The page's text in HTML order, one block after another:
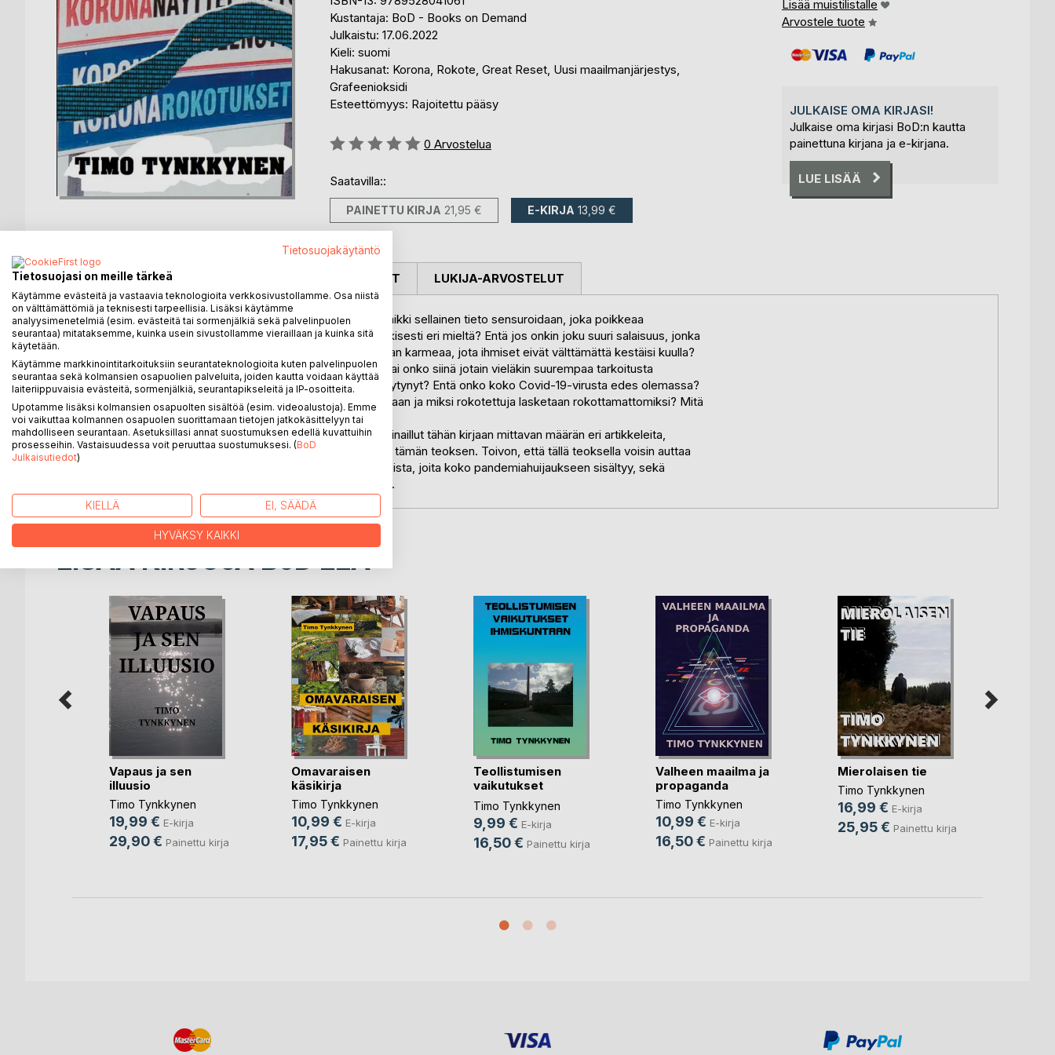
Kustantaja: BoD - Books on Demand
Julkaistu: 17.06.2022
Kieli: suomi
Hakusanat: Korona, Rokote, Great Reset, Uusi maailmanjärjestys,
Grafeenioksidi
Esteettömyys: Rajoitettu pääsy
Arvostelu::
0 Arvostelua
Saatavilla::
PAINETTU KIRJA 21,95 € E-KIRJA 13,99 €
Lisää muistilistalle
Arvostele tuote
JULKAISE OMA KIRJASI!
Julkaise oma kirjasi BoD:n kautta
painettuna kirjana ja e-kirjana.
LUE LISÄÄ
KUVAUS
Kaikki ei ole sitä miltä se näyttää. Eikö olekin outoa, että kaikki sellainen tieto sensuroidaan, joka poikkeaa
valtamedian linjasta? Eikö riitä, että ollaan rehellisesti ja julkisesti eri mieltä? Entä jos onkin joku suuri salaisuus, jonka
ei haluta paljastuvan ihmisille? Jos se salaisuus on jotain liian karmeaa, jota ihmiset eivät välttämättä kestäisi kuulla?
Onko koko pandemia poliittinen tai taloudellinen projekti, vai onko siinä jotain vieläkin suurempaa tarkoitusta
taustalla? Mitä kaikkea kiistellyistä koronarokotteista on löytynyt? Entä onko koko Covid-19-virusta edes olemassa?
Kuka on tämän kaiken takana? Miksi THL kikkailee tilastoillaan ja miksi rokotettuja lasketaan rokottamattomiksi? Mitä
on rokotepassin taustalla, mikä on sen tarkoitus?
Käyn tässä kirjassa läpi näitä ja monia muita asioita, olen lainaillut tähän kirjaan mittavan määrän eri artikkeleita,
tutkimuksia, luentoja ja haastatteluja, joista olen koostanut tämän teoksen. Toivon, että tällä teoksella voisin auttaa
ihmisiä tulemaan tietoisiksi näistä kaikista riskeistä ja vaaroista, joita koko pandemiahuijaukseen sisältyy, sekä
säilyttämään terveytensä ja henkensä tämän tiedon kautta.
KIRJAILIJA LEHDISTÖARVOSTELUT LUKIJA-ARVOSTELUT
LISÄÄ KIRJOJA BoD:LLA
Vapaus ja sen
illuusio
Timo Tynkkynen
19,99 € E-kirja
29,90 € Painettu kirja
Omavaraisen
käsikirja
Timo Tynkkynen
10,99 € E-kirja
17,95 € Painettu kirja
Teollistumisen
vaikutukset
ihmiskuntaan
Timo Tynkkynen
9,99 € E-kirja
16,50 € Painettu kirja
Valheen maailma ja
propaganda
Timo Tynkkynen
10,99 € E-kirja
16,50 € Painettu kirja
Mierolaisen tie
Timo Tynkkynen
16,99 € E-kirja
25,95 € Painettu kirja
Tietosuojakäytäntö
Tietosuojasi on meille tärkeä
Käytämme evästeitä ja vastaavia teknologioita verkkosivustollamme. Osa niistä
on välttämättömiä ja teknisesti tarpeellisia. Lisäksi käytämme
analyysimenetelmiä (esim. evästeitä tai sormenjälkiä sekä palvelinpuolen
seurantaa) mitataksemme, kuinka usein sivustollamme vieraillaan ja kuinka sitä
käytetään.
Käytämme markkinointitarkoituksiin seurantateknologioita kuten palvelinpuolen
seurantaa sekä kolmansien osapuolien palveluita, joiden kautta voidaan käyttää
laiteriippuvaisia evästeitä, sormenjälkiä, seurantapikseleitä ja IP-osoitteita.
Upotamme lisäksi kolmansien osapuolten sisältöä (esim. videoalustoja). Emme
voi vaikuttaa kolmannen osapuolen suorittamaan tietojen jatkokäsittelyyn tai
mahdolliseen seurantaan. Asetuksillasi annat suostumuksen edellä kuvattuihin
prosesseihin. Vastaisuudessa voit peruuttaa suostumuksesi. (BoD
Julkaisutiedot)
KIELLÄ EI, SÄÄDÄ
HYVÄKSY KAIKKI